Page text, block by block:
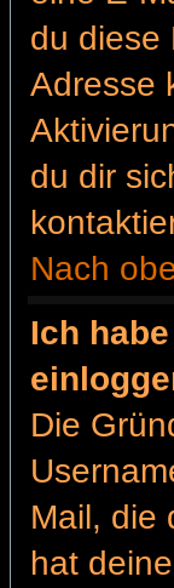
du diese
Adresse
du dir
Nach
Ich
Die
Mail, die
hat